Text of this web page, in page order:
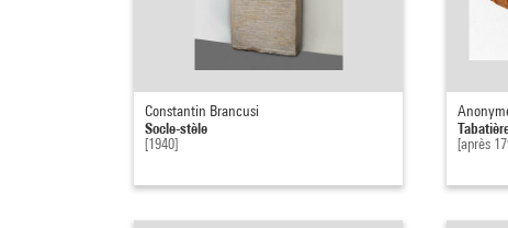
Constantin Brancusi
Socle-stèle
[1940] [après